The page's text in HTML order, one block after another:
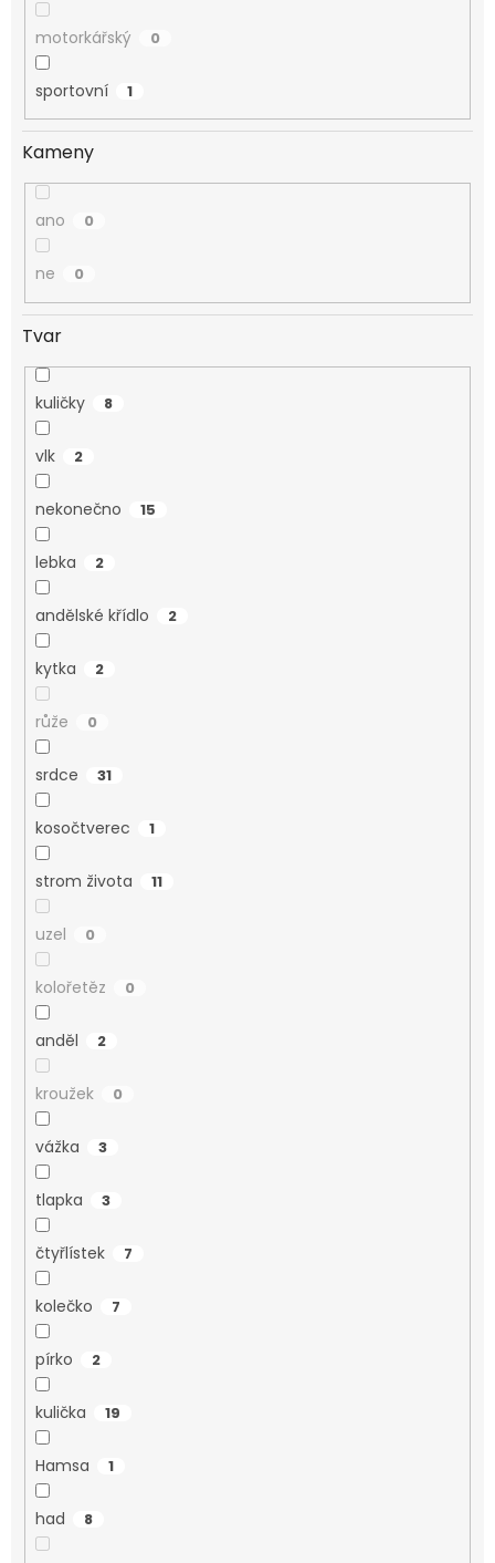
motorkářský 0
sportovní 1
Kameny
ano 0
ne 0
Tvar
kuličky 8
vlk 2
nekonečno 15
lebka 2
andělské křídlo 2
kytka 2
růže 0
srdce 31
kosočtverec 1
strom života 11
uzel 0
kolořetěz 0
anděl 2
kroužek 0
vážka 3
tlapka 3
čtyřlístek 7
kolečko 7
pírko 2
kulička 19
Hamsa 1
had 8